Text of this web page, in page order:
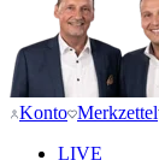
Konto Merkzettel
LIVE